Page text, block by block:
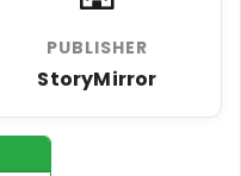
PUBLISHER
StoryMirror